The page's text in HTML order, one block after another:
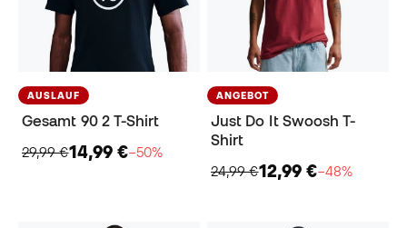
AUSLAUF
Gesamt 90 2 T-Shirt
29,99 €14,99 €−50%
ANGEBOT
Just Do It Swoosh T-
Shirt
24,99 €12,99 €−48%